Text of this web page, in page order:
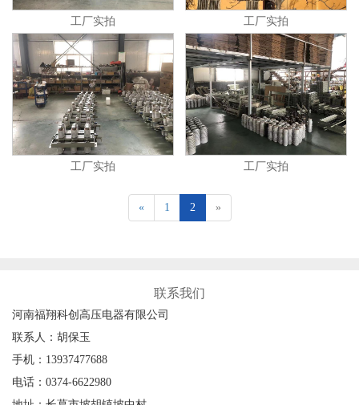
工厂实拍 工厂实拍
工厂实拍 工厂实拍
« 1 2 »
联系我们
河南福翔科创高压电器有限公司
联系人：胡保玉
手机：13937477688
电话：0374-6622980